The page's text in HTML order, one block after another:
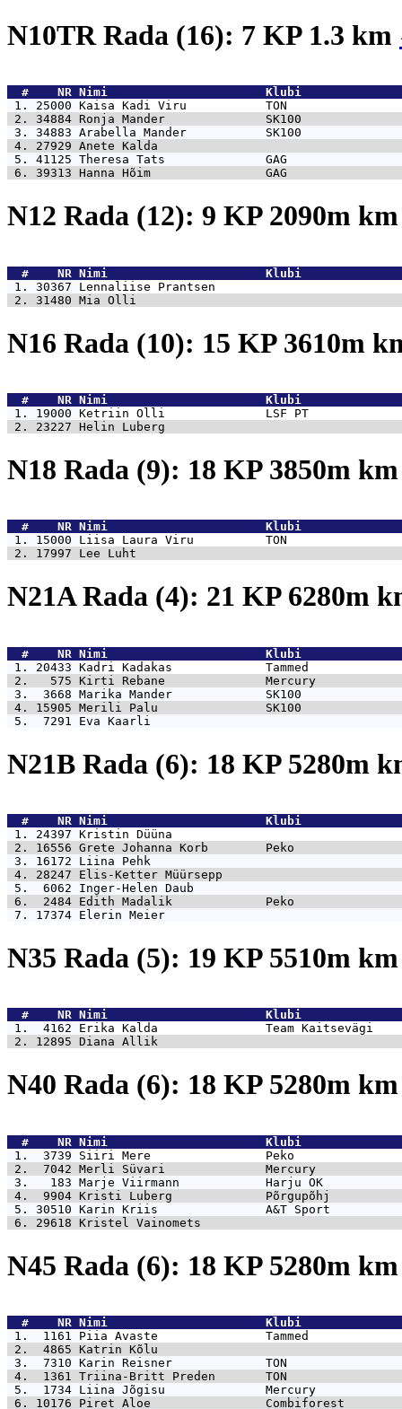
N10TR Rada (16): 7 KP 1.3 km
  #    NR
Nimi                      Klubi
1. 25000 Kaisa Kadi Viru           TON
2. 34884 Ronja Mander              SK100
3. 34883 Arabella Mander           SK100
4. 27929 Anete Kalda
5. 41125 Theresa Tats              GAG
6. 39313 Hanna Hõim                GAG
N12 Rada (12): 9 KP 2090m
  #    NR
Nimi                      Klubi
1. 30367 Lennaliise Prantsen
2. 31480 Mia Olli
N16 Rada (10): 15 KP 3610m
  #    NR
Nimi                      Klubi
1. 19000 Ketriin Olli              LSF PT
2. 23227 Helin Luberg
N18 Rada (9): 18 KP 3850m
  #    NR
Nimi                      Klubi
1. 15000 Liisa Laura Viru          TON
2. 17997 Lee Luht
N21A Rada (4): 21 KP 6280m
  #    NR
Nimi                      Klubi
1. 20433 Kadri Kadakas             Tammed
2.   575 Kirti Rebane              Mercury
3.  3668 Marika Mander             SK100
4. 15905 Merili Palu               SK100
5.  7291 Eva Kaarli
N21B Rada (6): 18 KP 5280m
  #    NR
Nimi                      Klubi
1. 24397 Kristin Düüna
2. 16556 Grete Johanna Korb        Peko
3. 16172 Liina Pehk
4. 28247 Elis-Ketter Müürsepp
5.  6062 Inger-Helen Daub
6.  2484 Edith Madalik             Peko
7. 17374 Elerin Meier
N35 Rada (5): 19 KP 5510m
  #    NR
Nimi                      Klubi
1.  4162 Erika Kalda               Team Kaitsevägi
2. 12895 Diana Allik
N40 Rada (6): 18 KP 5280m
  #    NR
Nimi                      Klubi
1.  3739 Siiri Mere                Peko
2.  7042 Merli Süvari              Mercury
3.   183 Marje Viirmann            Harju OK
4.  9904 Kristi Luberg             Põrgupõhj
5. 30510 Karin Kriis               A&T Sport
6. 29618 Kristel Vainomets
N45 Rada (6): 18 KP 5280m
  #    NR
Nimi                      Klubi
1.  1161 Piia Avaste               Tammed
2.  4865 Katrin Kõlu
3.  7310 Karin Reisner             TON
4.  1361 Triina-Britt Preden       TON
5.  1734 Liina Jõgisu              Mercury
6. 10176 Piret Aloe                Combiforest